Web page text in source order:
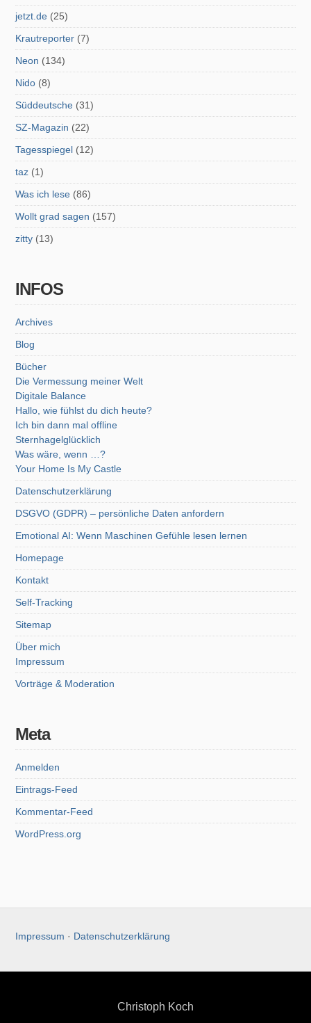
jetzt.de (25)
Krautreporter (7)
Neon (134)
Nido (8)
Süddeutsche (31)
SZ-Magazin (22)
Tagesspiegel (12)
taz (1)
Was ich lese (86)
Wollt grad sagen (157)
zitty (13)
INFOS
Archives
Blog
Bücher
Die Vermessung meiner Welt
Digitale Balance
Hallo, wie fühlst du dich heute?
Ich bin dann mal offline
Sternhagelglücklich
Was wäre, wenn …?
Your Home Is My Castle
Datenschutzerklärung
DSGVO (GDPR) – persönliche Daten anfordern
Emotional AI: Wenn Maschinen Gefühle lesen lernen
Homepage
Kontakt
Self-Tracking
Sitemap
Über mich
Impressum
Vorträge & Moderation
Meta
Anmelden
Eintrags-Feed
Kommentar-Feed
WordPress.org
Impressum · Datenschutzerklärung
Christoph Koch